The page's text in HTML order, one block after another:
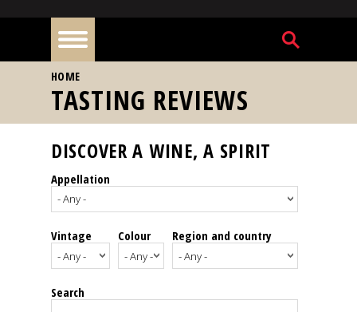
Home
Our
events
Spirits
Tasting
reviews
YOU ARE HERE
HOME
TASTING REVIEWS
DISCOVER A WINE, A SPIRIT
Appellation
Vintage Colour Region and country
Search